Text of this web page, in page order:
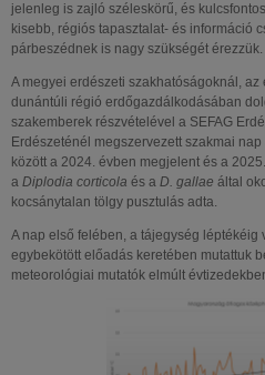
jelenleg is zajló széleskörű, és
kisebb, régiós tapasztalat- és információ
párbeszédnek is nagy szükségét érezzük.
A megyei erdészeti szakhatóságoknál,
dunántúli régió erdőgazdálkodásában
szakemberek részvételével a SEFAG
Erdészeténél megszervezett szakmai
között a 2024. évben megjelent és a
a Diplodia corticola és a D. gallae által
kocsánytalan tölgy pusztulás adta.
A nap első felében, a tájegység léptékéig
egybekötött előadás keretében mutattuk
meteorológiai mutatók elmúlt